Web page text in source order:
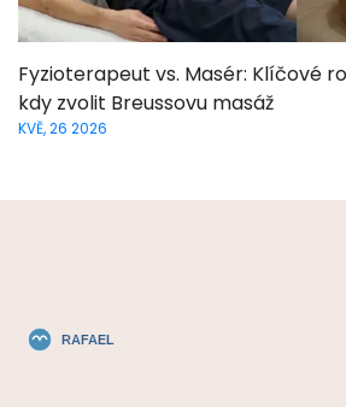
Fyzioterapeut vs. Masér: Klíčové
kdy zvolit Breussovu masáž
KVĚ, 26 2026